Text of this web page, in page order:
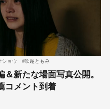
ショウ #吹越ともみ
＆新たな場面写真公開。
コメント到着